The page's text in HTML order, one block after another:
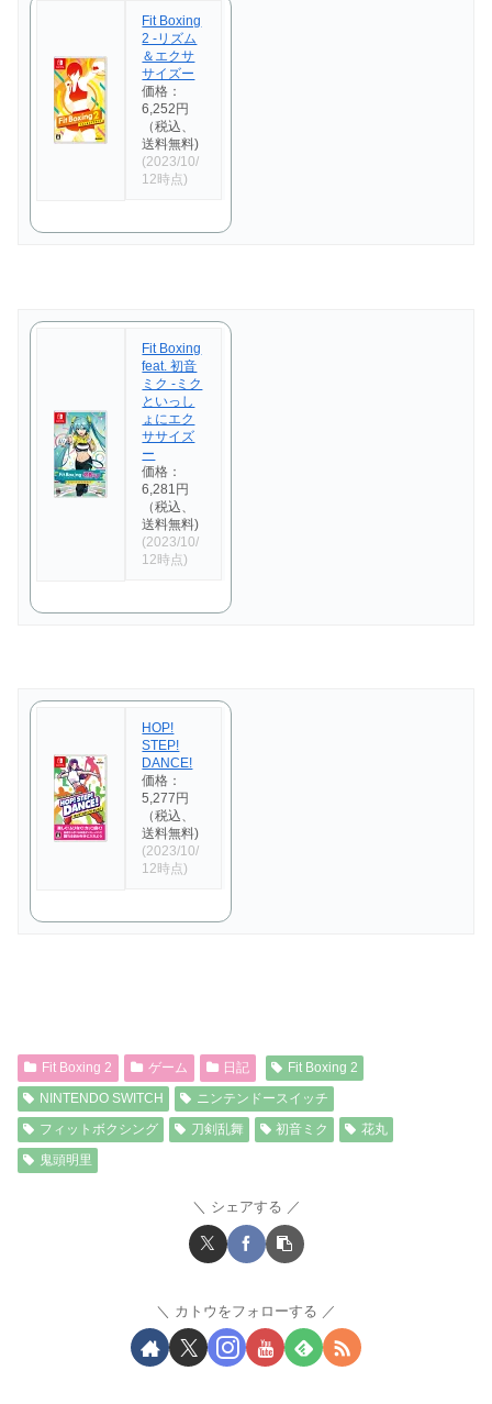
Fit Boxing
2 -リズム
＆エクサ
サイズー
価格：
6,252円
（税込、
送料無料)
(2023/10/
12時点)
Fit Boxing
feat. 初音
ミク -ミク
といっし
ょにエク
ササイズ
ー
価格：
6,281円
（税込、
送料無料)
(2023/10/
12時点)
HOP!
STEP!
DANCE!
価格：
5,277円
（税込、
送料無料)
(2023/10/
12時点)
Fit Boxing 2 ゲーム 日記
Fit Boxing 2
NINTENDO SWITCH
ニンテンドースイッチ
フィットボクシング
刀剣乱舞 初音ミク
花丸
鬼頭明里
シェアする
カトウをフォローする